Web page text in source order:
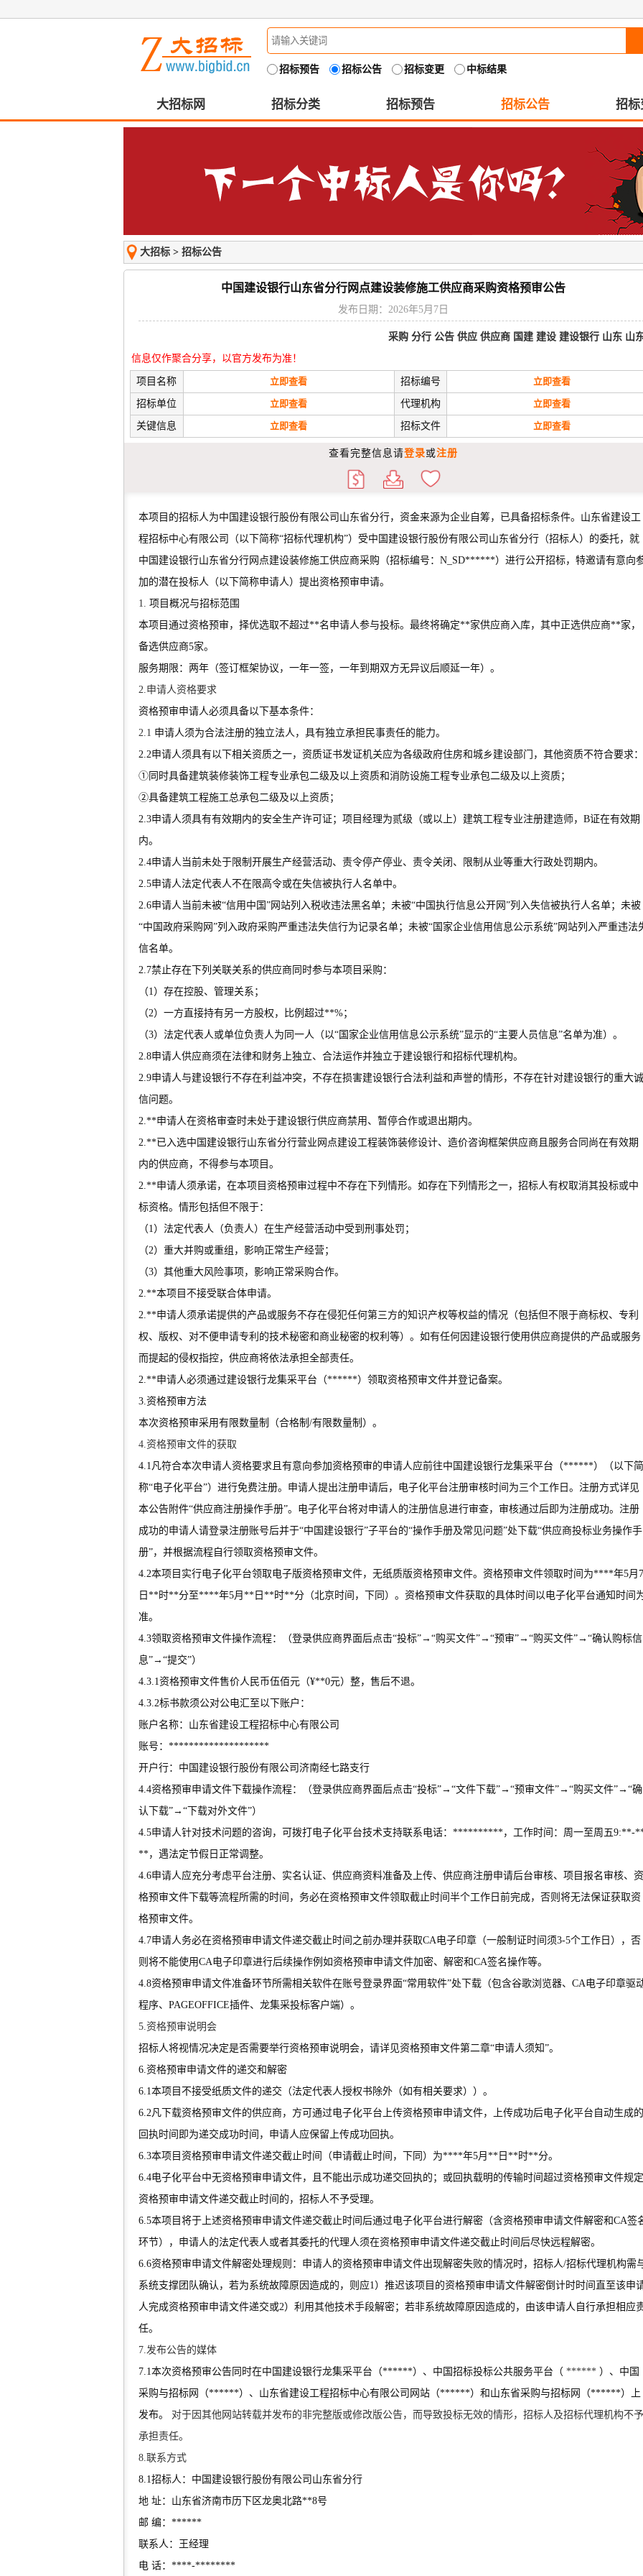
招标预告 招标公告 招标变更 中标结果
大招标网 招标分类 招标预告 招标公告 招标
大招标 > 招标公告
中国建设银行山东省分行网点建设装修施工供应商采购资格预审公告
发布日期：2026年5月7日
采购 分行 公告 供应 供应商 国建 建设 建设银行 山东 山
信息仅作聚合分享，以官方发布为准！
项目名称 立即查看 招标编号 立即查看
招标单位 立即查看 代理机构 立即查看
关键信息 立即查看 招标文件 立即查看
查看完整信息请登录或注册
本项目的招标人为中国建设银行股份有限公司山东省分行，资金来源为企业自筹，已具备招标条件。山东省建设工
程招标中心有限公司（以下简称“招标代理机构”）受中国建设银行股份有限公司山东省分行（招标人）的委托，就
中国建设银行山东省分行网点建设装修施工供应商采购（招标编号：N_SD******）进行公开招标，特邀请有意向
加的潜在投标人（以下简称申请人）提出资格预审申请。
1. 项目概况与招标范围
本项目通过资格预审，择优选取不超过**名申请人参与投标。最终将确定**家供应商入库，其中正选供应商**家，
备选供应商5家。
服务期限：两年（签订框架协议，一年一签，一年到期双方无异议后顺延一年）。
2.申请人资格要求
资格预审申请人必须具备以下基本条件：
2.1 申请人须为合法注册的独立法人，具有独立承担民事责任的能力。
2.2申请人须具有以下相关资质之一，资质证书发证机关应为各级政府住房和城乡建设部门，其他资质不符合要求：
①同时具备建筑装修装饰工程专业承包二级及以上资质和消防设施工程专业承包二级及以上资质；
②具备建筑工程施工总承包二级及以上资质；
2.3申请人须具有有效期内的安全生产许可证；项目经理为贰级（或以上）建筑工程专业注册建造师，B证在有效期
内。
2.4申请人当前未处于限制开展生产经营活动、责令停产停业、责令关闭、限制从业等重大行政处罚期内。
2.5申请人法定代表人不在限高令或在失信被执行人名单中。
2.6申请人当前未被“信用中国”网站列入税收违法黑名单；未被“中国执行信息公开网”列入失信被执行人名单；未被
“中国政府采购网”列入政府采购严重违法失信行为记录名单；未被“国家企业信用信息公示系统”网站列入严重违法
信名单。
2.7禁止存在下列关联关系的供应商同时参与本项目采购：
（1）存在控股、管理关系；
（2）一方直接持有另一方股权，比例超过**%；
（3）法定代表人或单位负责人为同一人（以“国家企业信用信息公示系统”显示的“主要人员信息”名单为准）。
2.8申请人供应商须在法律和财务上独立、合法运作并独立于建设银行和招标代理机构。
2.9申请人与建设银行不存在利益冲突，不存在损害建设银行合法利益和声誉的情形，不存在针对建设银行的重大诚
信问题。
2.**申请人在资格审查时未处于建设银行供应商禁用、暂停合作或退出期内。
2.**已入选中国建设银行山东省分行营业网点建设工程装饰装修设计、造价咨询框架供应商且服务合同尚在有效期
内的供应商，不得参与本项目。
2.**申请人须承诺，在本项目资格预审过程中不存在下列情形。如存在下列情形之一，招标人有权取消其投标或中
标资格。情形包括但不限于：
（1）法定代表人（负责人）在生产经营活动中受到刑事处罚；
（2）重大并购或重组，影响正常生产经营；
（3）其他重大风险事项，影响正常采购合作。
2.**本项目不接受联合体申请。
2.**申请人须承诺提供的产品或服务不存在侵犯任何第三方的知识产权等权益的情况（包括但不限于商标权、专利
权、版权、对不便申请专利的技术秘密和商业秘密的权利等）。如有任何因建设银行使用供应商提供的产品或服务
而提起的侵权指控，供应商将依法承担全部责任。
2.**申请人必须通过建设银行龙集采平台（******）领取资格预审文件并登记备案。
3.资格预审方法
本次资格预审采用有限数量制（合格制/有限数量制）。
4.资格预审文件的获取
4.1凡符合本次申请人资格要求且有意向参加资格预审的申请人应前往中国建设银行龙集采平台（******）（以下简
称“电子化平台”）进行免费注册。申请人提出注册申请后，电子化平台注册审核时间为三个工作日。注册方式详见
本公告附件“供应商注册操作手册”。电子化平台将对申请人的注册信息进行审查，审核通过后即为注册成功。注册
成功的申请人请登录注册账号后并于“中国建设银行”子平台的“操作手册及常见问题”处下载“供应商投标业务操作手
册”，并根据流程自行领取资格预审文件。
4.2本项目实行电子化平台领取电子版资格预审文件，无纸质版资格预审文件。资格预审文件领取时间为****年5月7
日**时**分至****年5月**日**时**分（北京时间，下同）。资格预审文件获取的具体时间以电子化平台通知时间
准。
4.3领取资格预审文件操作流程：（登录供应商界面后点击“投标”→“购买文件”→“预审”→“购买文件”→“确认购标信
息”→“提交”）
4.3.1资格预审文件售价人民币伍佰元（¥**0元）整，售后不退。
4.3.2标书款须公对公电汇至以下账户：
账户名称：山东省建设工程招标中心有限公司
账号：********************
开户行：中国建设银行股份有限公司济南经七路支行
4.4资格预审申请文件下载操作流程：（登录供应商界面后点击“投标”→“文件下载”→“预审文件”→“购买文件”→“确
认下载”→“下载对外文件”）
4.5申请人针对技术问题的咨询，可拨打电子化平台技术支持联系电话：**********，工作时间：周一至周五9:**-
**，遇法定节假日正常调整。
4.6申请人应充分考虑平台注册、实名认证、供应商资料准备及上传、供应商注册申请后台审核、项目报名审核、资
格预审文件下载等流程所需的时间，务必在资格预审文件领取截止时间半个工作日前完成，否则将无法保证获取资
格预审文件。
4.7申请人务必在资格预审申请文件递交截止时间之前办理并获取CA电子印章（一般制证时间须3-5个工作日），否
则将不能使用CA电子印章进行后续操作例如资格预审申请文件加密、解密和CA签名操作等。
4.8资格预审申请文件准备环节所需相关软件在账号登录界面“常用软件”处下载（包含谷歌浏览器、CA电子印章驱
程序、PAGEOFFICE插件、龙集采投标客户端）。
5.资格预审说明会
招标人将视情况决定是否需要举行资格预审说明会，请详见资格预审文件第二章“申请人须知”。
6.资格预审申请文件的递交和解密
6.1本项目不接受纸质文件的递交（法定代表人授权书除外（如有相关要求））。
6.2凡下载资格预审文件的供应商，方可通过电子化平台上传资格预审申请文件，上传成功后电子化平台自动生成的
回执时间即为递交成功时间，申请人应保留上传成功回执。
6.3本项目资格预审申请文件递交截止时间（申请截止时间，下同）为****年5月**日**时**分。
6.4电子化平台中无资格预审申请文件，且不能出示成功递交回执的；或回执载明的传输时间超过资格预审文件规定
资格预审申请文件递交截止时间的，招标人不予受理。
6.5本项目将于上述资格预审申请文件递交截止时间后通过电子化平台进行解密（含资格预审申请文件解密和CA签
环节），申请人的法定代表人或者其委托的代理人须在资格预审申请文件递交截止时间后尽快远程解密。
6.6资格预审申请文件解密处理规则：申请人的资格预审申请文件出现解密失败的情况时，招标人/招标代理机构需
系统支撑团队确认，若为系统故障原因造成的，则应1）推迟该项目的资格预审申请文件解密倒计时时间直至该申
人完成资格预审申请文件递交或2）利用其他技术手段解密；若非系统故障原因造成的，由该申请人自行承担相应
任。
7.发布公告的媒体
7.1本次资格预审公告同时在中国建设银行龙集采平台（******）、中国招标投标公共服务平台（ ****** ）、中国
采购与招标网（******）、山东省建设工程招标中心有限公司网站（******）和山东省采购与招标网（******）上
发布。 对于因其他网站转载并发布的非完整版或修改版公告，而导致投标无效的情形，招标人及招标代理机构不予
承担责任。
8.联系方式
8.1招标人：中国建设银行股份有限公司山东省分行
地 址：山东省济南市历下区龙奥北路**8号
邮 编：******
联系人：王经理
电 话：****-********